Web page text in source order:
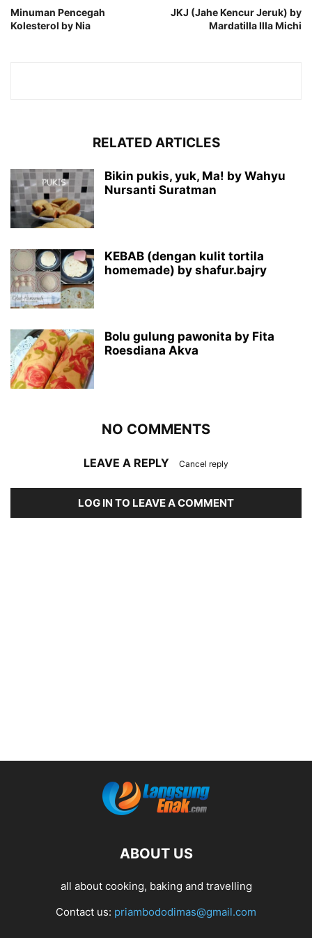
Minuman Pencegah
Kolesterol by Nia
JKJ (Jahe Kencur Jeruk) by
Mardatilla Illa Michi
RELATED ARTICLES
Bikin pukis, yuk, Ma! by Wahyu
Nursanti Suratman
KEBAB (dengan kulit tortila
homemade) by shafur.bajry
Bolu gulung pawonita by Fita
Roesdiana Akva
NO COMMENTS
LEAVE A REPLY Cancel reply
LOG IN TO LEAVE A COMMENT
ABOUT US
all about cooking, baking and travelling
Contact us: priambododimas@gmail.com